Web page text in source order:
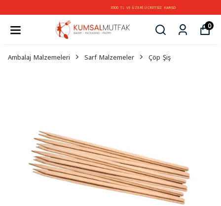
3500 TL VE ÜZERİ ÜCRETSİZ KARGO
0
Ambalaj Malzemeleri Sarf Malzemeler Çöp Şiş